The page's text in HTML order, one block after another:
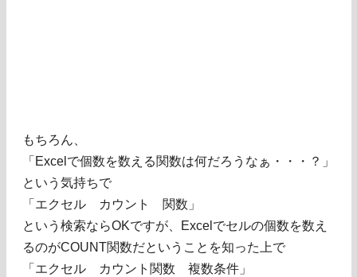
もちろん、
「Excelで個数を数える関数は何だろうなぁ・・・？」
という気持ちで
「エクセル カウント 関数」
という検索ならOKですが、Excelでセルの個数を数え
るのがCOUNT関数だということを知った上で
「エクセル カウント関数 複数条件」